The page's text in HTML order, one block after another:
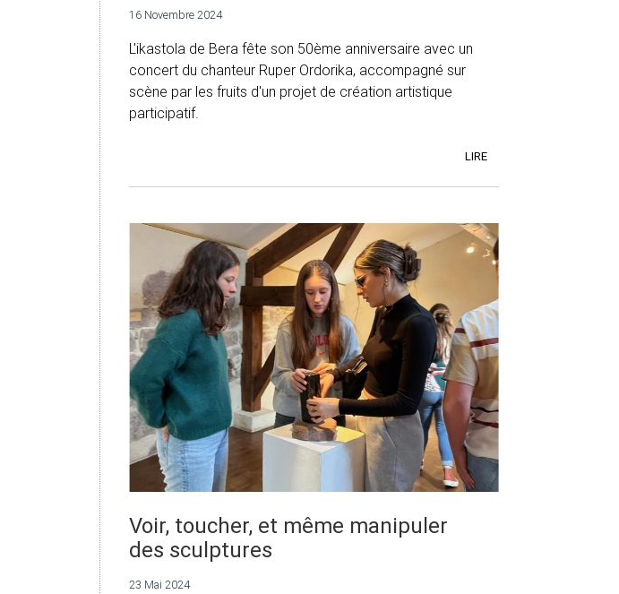
16 Novembre 2024
L'ikastola de Bera fête son 50ème anniversaire avec un
concert du chanteur Ruper Ordorika, accompagné sur
scène par les fruits d'un projet de création artistique
participatif.
LIRE
Voir, toucher, et même manipuler
des sculptures
23 Mai 2024